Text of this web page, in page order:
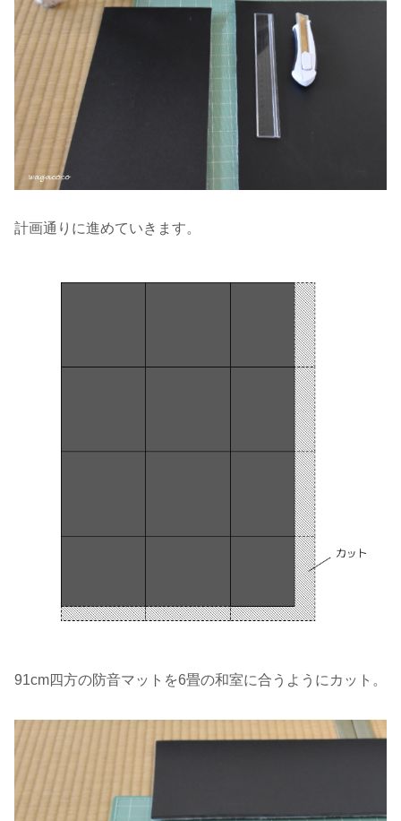
計画通りに進めていきます。
91cm四方の防音マットを6畳の和室に合うようにカット。